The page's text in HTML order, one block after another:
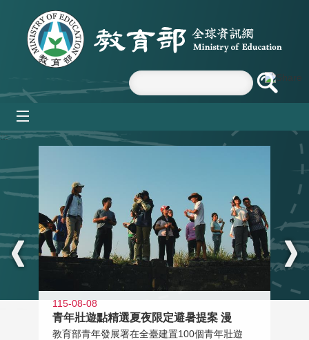
跳到主要內容區塊
:::
115-08-08
青年壯遊點精選夏夜限定避暑提案 漫
教育部青年發展署在全臺建置100個青年壯遊